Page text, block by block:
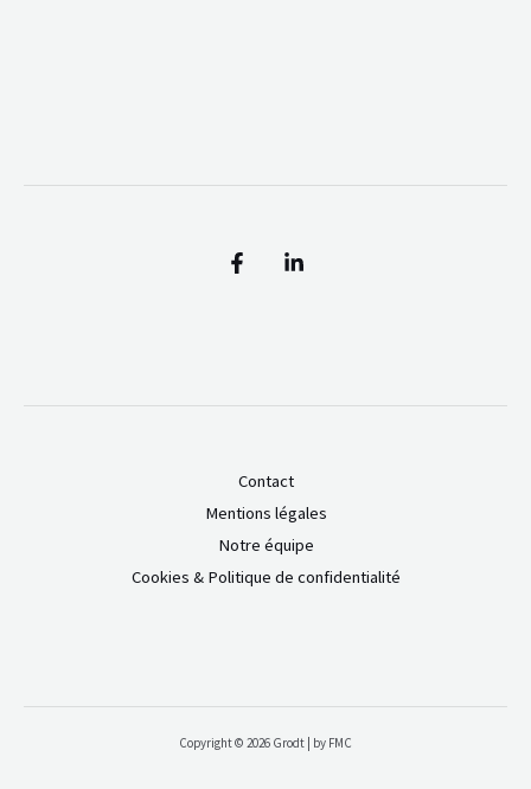
Contact
Mentions légales
Notre équipe
Cookies & Politique de confidentialité
Copyright © 2026 Grodt | by FMC